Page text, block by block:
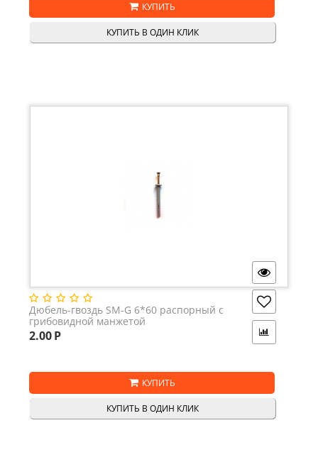
КУПИТЬ
КУПИТЬ В ОДИН КЛИК
Дюбель-гвоздь SM-G 6*60 распорный с
грибовидной манжетой
2.00Р
КУПИТЬ
КУПИТЬ В ОДИН КЛИК